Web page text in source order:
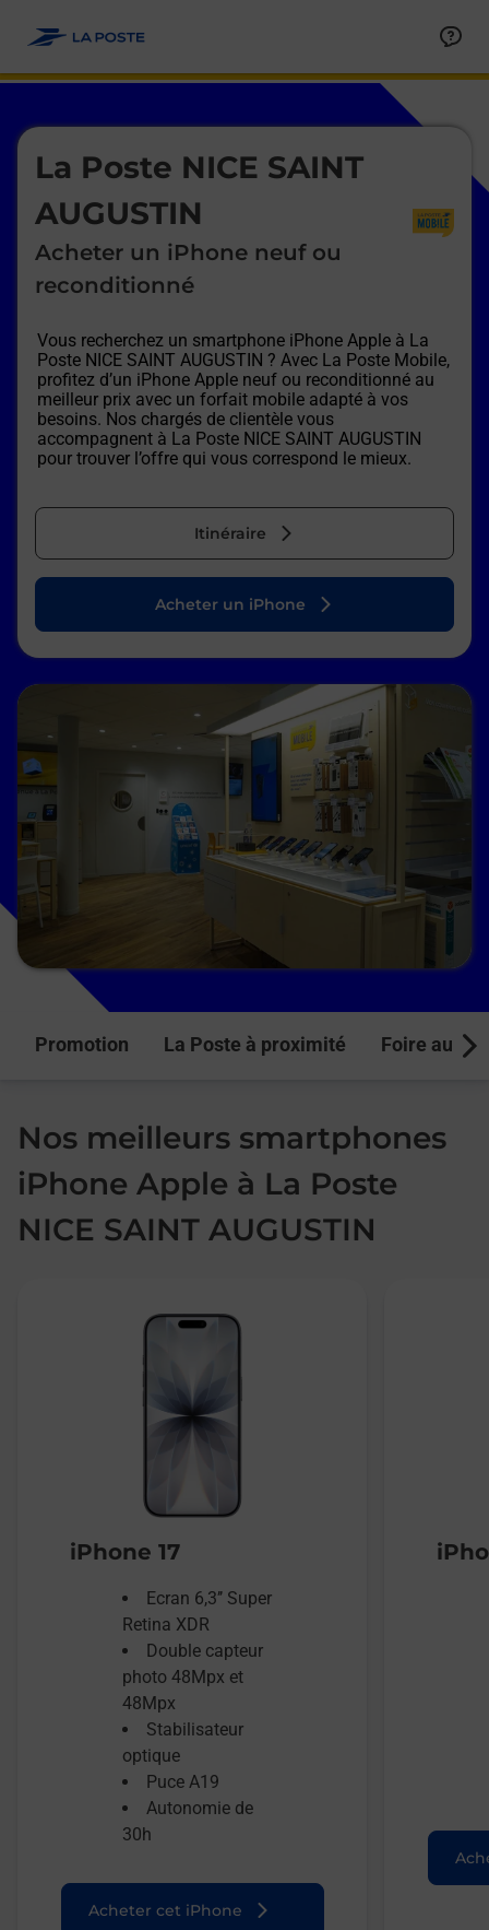
La Poste NICE SAINT
AUGUSTIN
Acheter un iPhone neuf ou
reconditionné
Vous recherchez un smartphone iPhone Apple à La
Poste NICE SAINT AUGUSTIN ? Avec La Poste Mobile,
profitez d’un iPhone Apple neuf ou reconditionné au
meilleur prix avec un forfait mobile adapté à vos
besoins. Nos chargés de clientèle vous
accompagnent à La Poste NICE SAINT AUGUSTIN
pour trouver l’offre qui vous correspond le mieux.
Itinéraire
Le lien s'ouvre dans un nouvel onglet
Acheter un iPhone
Promotion La Poste à proximité Foire aux
Nos meilleurs smartphones
iPhone Apple à La Poste
NICE SAINT AUGUSTIN
iPhone 17
Ecran 6,3’’ Super
Retina XDR
Double capteur
photo 48Mpx et
48Mpx
Stabilisateur
optique
Puce A19
Autonomie de
30h
Acheter cet iPhone